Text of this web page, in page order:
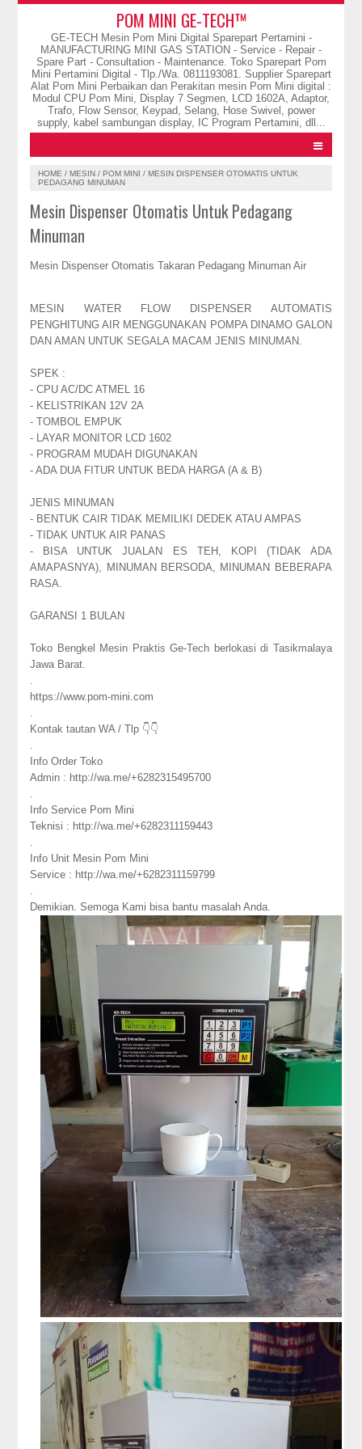
POM MINI GE-TECH™
GE-TECH Mesin Pom Mini Digital Sparepart Pertamini -
MANUFACTURING MINI GAS STATION - Service - Repair -
Spare Part - Consultation - Maintenance. Toko Sparepart Pom
Mini Pertamini Digital - Tlp./Wa. 0811193081. Supplier Sparepart
Alat Pom Mini Perbaikan dan Perakitan mesin Pom Mini digital :
Modul CPU Pom Mini, Display 7 Segmen, LCD 1602A, Adaptor,
Trafo, Flow Sensor, Keypad, Selang, Hose Swivel, power
supply, kabel sambungan display, IC Program Pertamini, dll...
HOME /MESIN /POM MINI /MESIN DISPENSER OTOMATIS UNTUK
PEDAGANG MINUMAN
Mesin Dispenser Otomatis Untuk Pedagang
Minuman
Mesin Dispenser Otomatis Takaran Pedagang Minuman Air
MESIN WATER FLOW DISPENSER AUTOMATIS
PENGHITUNG AIR MENGGUNAKAN POMPA DINAMO GALON
DAN AMAN UNTUK SEGALA MACAM JENIS MINUMAN.
SPEK :
- CPU AC/DC ATMEL 16
- KELISTRIKAN 12V 2A
- TOMBOL EMPUK
- LAYAR MONITOR LCD 1602
- PROGRAM MUDAH DIGUNAKAN
- ADA DUA FITUR UNTUK BEDA HARGA (A & B)
JENIS MINUMAN
- BENTUK CAIR TIDAK MEMILIKI DEDEK ATAU AMPAS
- TIDAK UNTUK AIR PANAS
- BISA UNTUK JUALAN ES TEH, KOPI (TIDAK ADA
AMAPASNYA), MINUMAN BERSODA, MINUMAN BEBERAPA
RASA.
GARANSI 1 BULAN
Toko Bengkel Mesin Praktis Ge-Tech berlokasi di Tasikmalaya
Jawa Barat.
https://www.pom-mini.com
Kontak tautan WA / Tlp 👇👇
Info Order Toko
Admin : http://wa.me/+6282315495700
Info Service Pom Mini
Teknisi : http://wa.me/+6282311159443
Info Unit Mesin Pom Mini
Service : http://wa.me/+6282311159799
Demikian. Semoga Kami bisa bantu masalah Anda.